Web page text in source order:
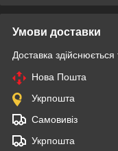
Умови доставки
Доставка здійснюється
Нова Пошта
Укрпошта
Самовивіз
Укрпошта